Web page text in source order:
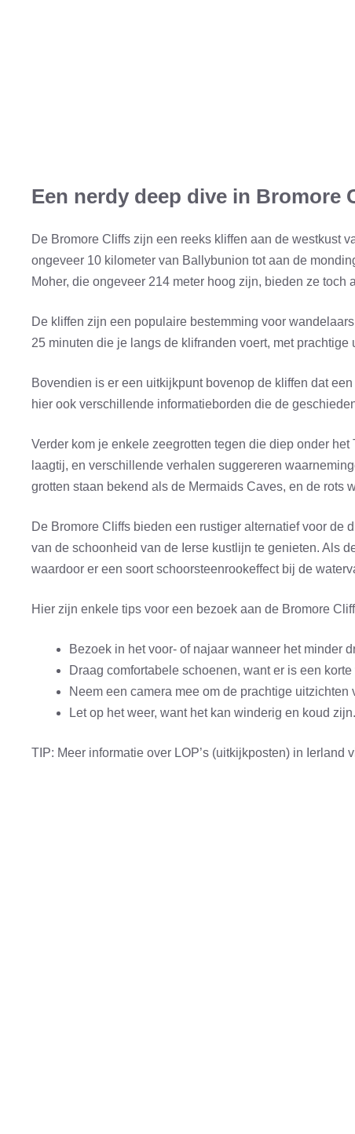
Een nerdy deep dive in Bromore
De Bromore Cliffs zijn een reeks kliffen aan de westkust
ongeveer 10 kilometer van Ballybunion tot aan de
Moher, die ongeveer 214 meter hoog zijn, bieden ze
De kliffen zijn een populaire bestemming voor
25 minuten die je langs de klifranden voert, met
Bovendien is er een uitkijkpunt bovenop de kliffen dat
hier ook verschillende informatieborden die de
Verder kom je enkele zeegrotten tegen die diep onder
laagtij, en verschillende verhalen suggereren
grotten staan bekend als de Mermaids Caves, en de rots
De Bromore Cliffs bieden een rustiger alternatief voor de
van de schoonheid van de Ierse kustlijn te genieten. Als
waardoor er een soort schoorsteenrookeffect bij de
Hier zijn enkele tips voor een bezoek aan de Bromore
Bezoek in het voor- of najaar wanneer het minder
Draag comfortabele schoenen, want er is een
Neem een camera mee om de prachtige uitzichten
Let op het weer, want het kan winderig en koud zijn.
TIP: Meer informatie over LOP’s (uitkijkposten) in Ierland